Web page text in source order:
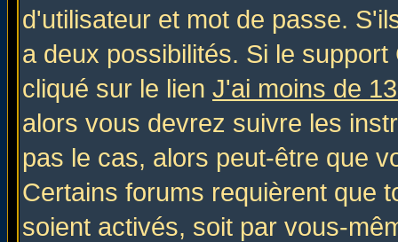
d'utilisateur et mot de passe.
a deux possibilités. Si le
cliqué sur le lien J'ai moins de
alors vous devrez suivre les
pas le cas, alors peut-être que
Certains forums requièrent que
soient activés, soit par vous-